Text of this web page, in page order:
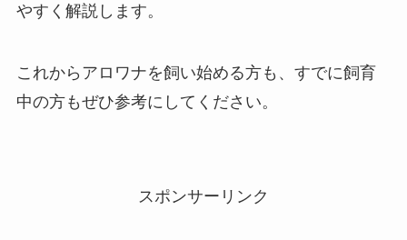
やすく解説します。
これからアロワナを飼い始める方も、すでに飼育
中の方もぜひ参考にしてください。
スポンサーリンク